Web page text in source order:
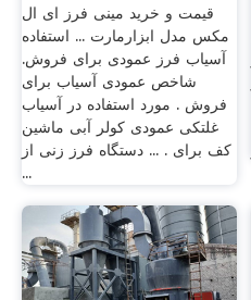
قیمت و خرید مینی فرز ای ال
مکس مدل ابزارمارت ... استفاده
آسیاب فرز عمودی برای فروش.
شاخص عمودی آسیاب برای
فروش . مورد استفاده در آسیاب
غلتکی عمودی کولر آبی ماشین
کف برای . ... دستگاه فرز زنی از
...